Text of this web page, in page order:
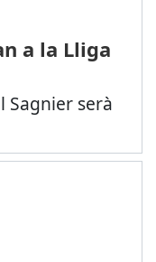
a la Lliga
Sagnier serà